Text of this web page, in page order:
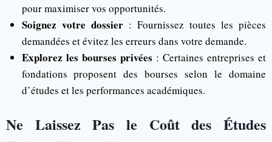
pour maximiser vos opportunités.
Soignez votre dossier: Fournissez toutes les pièces
demandées et évitez les erreurs dans votre demande.
Explorez les bourses privées : Certaines entreprises et
fondations proposent des bourses selon le domaine
d’études et les performances académiques.
Ne Laissez Pas le Coût des Études